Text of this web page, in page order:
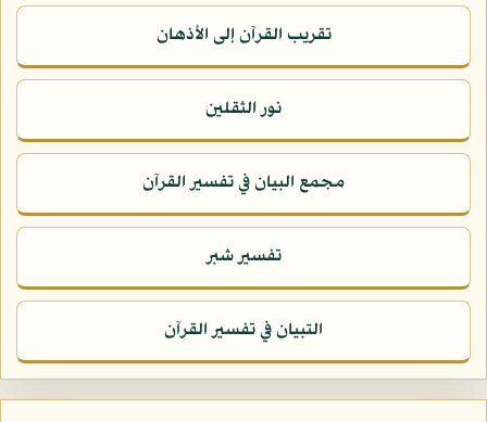
تقريب القرآن إلى الأذهان
نور الثقلين
مجمع البيان في تفسير القرآن
تفسير شبر
التبيان في تفسير القرآن